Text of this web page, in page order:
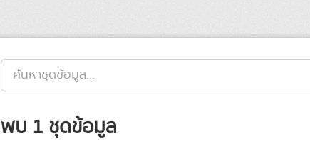
พบ 1 ชุดข้อมูล